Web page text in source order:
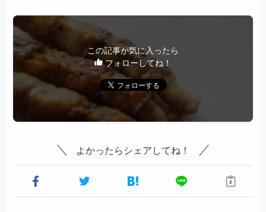
この記事が気に入ったら
フォローしてね！
よかったらシェアしてね！